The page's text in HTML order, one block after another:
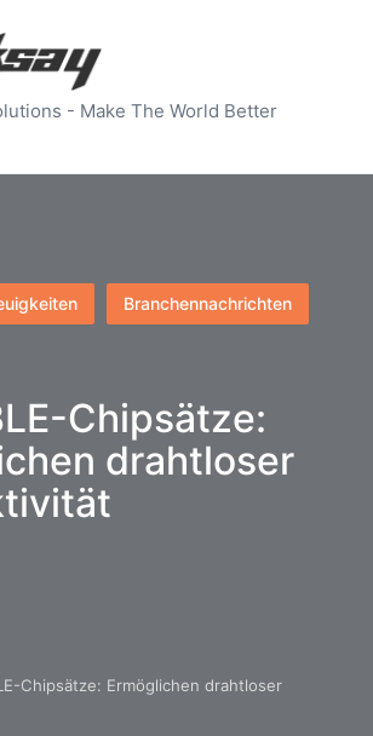
- Make The World Better
Branchennachrichten
Chipsätze:
drahtloser
Chipsätze: Ermöglichen drahtloser